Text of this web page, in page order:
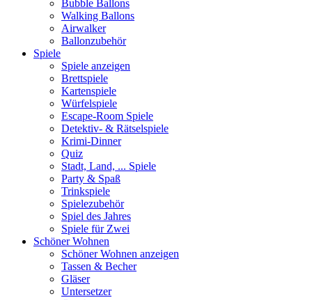
Bubble Ballons
Walking Ballons
Airwalker
Ballonzubehör
Spiele
Spiele anzeigen
Brettspiele
Kartenspiele
Würfelspiele
Escape-Room Spiele
Detektiv- & Rätselspiele
Krimi-Dinner
Quiz
Stadt, Land, ... Spiele
Party & Spaß
Trinkspiele
Spielezubehör
Spiel des Jahres
Spiele für Zwei
Schöner Wohnen
Schöner Wohnen anzeigen
Tassen & Becher
Gläser
Untersetzer